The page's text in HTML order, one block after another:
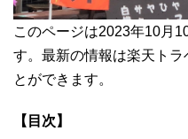
このページは2023年10月
す。最新の情報は楽天トラ
とができます。
【目次】